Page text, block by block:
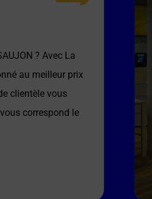
? Avec La
au meilleur prix
clientèle vous
correspond le